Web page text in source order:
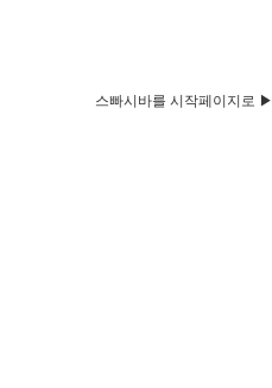
스빠시바를 시작페이지로 ▶